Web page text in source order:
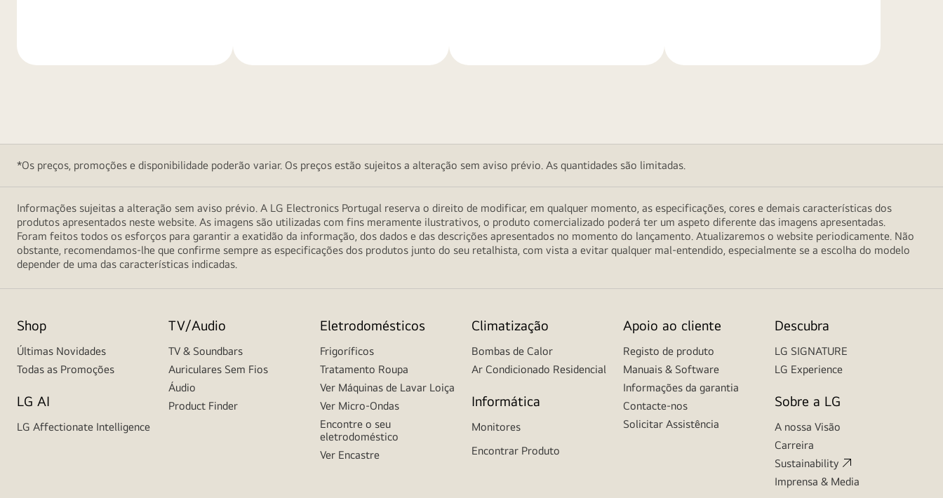
*Os preços, promoções e disponibilidade poderão variar. Os preços estão sujeitos a alteração sem aviso prévio. As quantidades são limitadas.
Informações sujeitas a alteração sem aviso prévio. A LG Electronics Portugal reserva o direito de modificar, em qualquer momento, as especificações, cores e demais características dos
produtos apresentados neste website. As imagens são utilizadas com fins meramente ilustrativos, o produto comercializado poderá ter um aspeto diferente das imagens apresentadas.
Foram feitos todos os esforços para garantir a exatidão da informação, dos dados e das descrições apresentados no momento do lançamento. Atualizaremos o website periodicamente. Não
obstante, recomendamos-lhe que confirme sempre as especificações dos produtos junto do seu retalhista, com vista a evitar qualquer mal-entendido, especialmente se a escolha do modelo
depender de uma das características indicadas.
Shop
Últimas Novidades
Todas as Promoções
LG AI
LG Affectionate Intelligence
TV/Audio
TV & Soundbars
Auriculares Sem Fios
Áudio
Product Finder
Eletrodomésticos
Frigoríficos
Tratamento Roupa
Ver Máquinas de Lavar Loiça
Ver Micro-Ondas
Encontre o seu
eletrodoméstico
Ver Encastre
Climatização
Bombas de Calor
Ar Condicionado Residencial
Informática
Monitores
Encontrar Produto
Apoio ao cliente
Registo de produto
Manuais & Software
Informações da garantia
Contacte-nos
Solicitar Assistência
Descubra
LG SIGNATURE
LG Experience
Sobre a LG
A nossa Visão
Carreira
Sustainability
Imprensa & Media